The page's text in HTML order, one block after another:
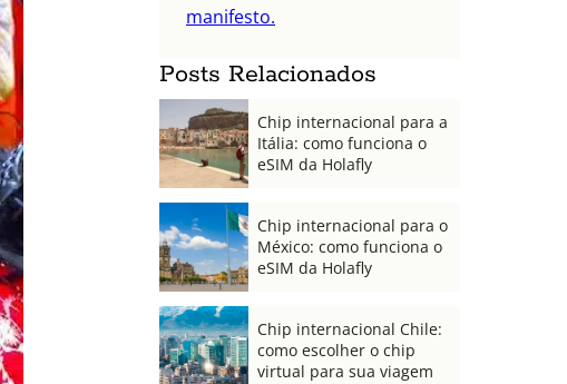
manifesto.
Posts Relacionados
Chip internacional para a
Itália: como funciona o
eSIM da Holafly
Chip internacional para o
México: como funciona o
eSIM da Holafly
Chip internacional Chile:
como escolher o chip
virtual para sua viagem